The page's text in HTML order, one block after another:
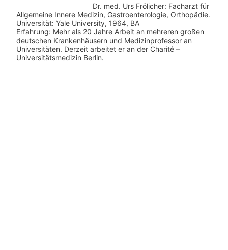
Dr. med. Urs Frölicher: Facharzt für
Allgemeine Innere Medizin, Gastroenterologie, Orthopädie.
Universität: Yale University, 1964, BA
Erfahrung: Mehr als 20 Jahre Arbeit an mehreren großen
deutschen Krankenhäusern und Medizinprofessor an
Universitäten. Derzeit arbeitet er an der Charité –
Universitätsmedizin Berlin.